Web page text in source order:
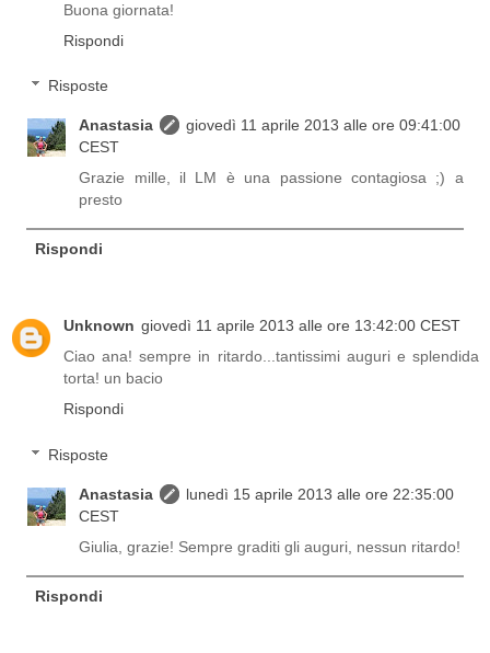
Buona giornata!
Rispondi
Risposte
Anastasia
giovedì 11 aprile 2013 alle ore 09:41:00
CEST
Grazie mille, il LM è una passione contagiosa ;) a
presto
Rispondi
Unknown giovedì 11 aprile 2013 alle ore 13:42:00 CEST
Ciao ana! sempre in ritardo...tantissimi auguri e splendida
torta! un bacio
Rispondi
Risposte
Anastasia
lunedì 15 aprile 2013 alle ore 22:35:00
CEST
Giulia, grazie! Sempre graditi gli auguri, nessun ritardo!
Rispondi